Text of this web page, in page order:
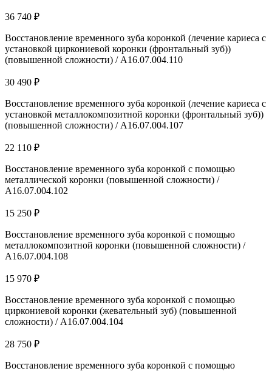
36 740 ₽
Восстановление временного зуба коронкой (лечение кариеса с
установкой циркониевой коронки (фронтальный зуб))
(повышенной сложности) / A16.07.004.110
30 490 ₽
Восстановление временного зуба коронкой (лечение кариеса с
установкой металлокомпозитной коронки (фронтальный зуб))
(повышенной сложности) / A16.07.004.107
22 110 ₽
Восстановление временного зуба коронкой с помощью
металлической коронки (повышенной сложности) /
A16.07.004.102
15 250 ₽
Восстановление временного зуба коронкой с помощью
металлокомпозитной коронки (повышенной сложности) /
A16.07.004.108
15 970 ₽
Восстановление временного зуба коронкой с помощью
циркониевой коронки (жевательный зуб) (повышенной
сложности) / A16.07.004.104
28 750 ₽
Восстановление временного зуба коронкой с помощью